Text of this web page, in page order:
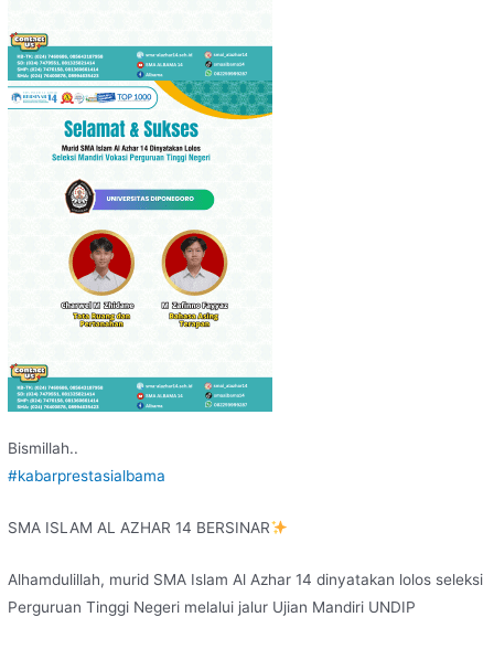
Bismillah..
#kabarprestasialbama
SMA ISLAM AL AZHAR 14 BERSINAR
Alhamdulillah, murid SMA Islam Al Azhar 14 dinyatakan lolos seleksi
Perguruan Tinggi Negeri melalui jalur Ujian Mandiri UNDIP